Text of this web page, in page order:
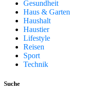
Gesundheit
Haus & Garten
Haushalt
Haustier
Lifestyle
Reisen
Sport
Technik
Suche